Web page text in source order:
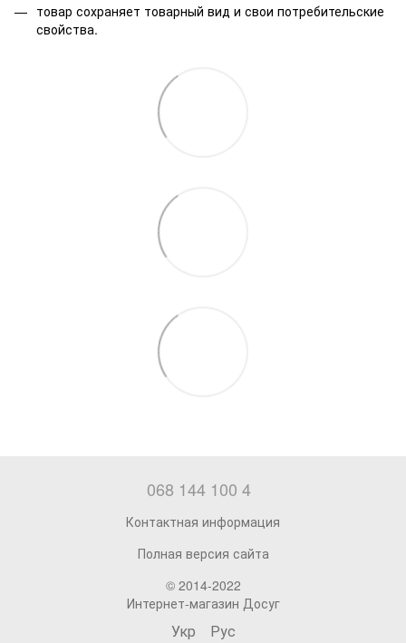
товар сохраняет товарный вид и свои потребительские
свойства.
068 144 100 4
Контактная информация
Полная версия сайта
© 2014-2022
Интернет-магазин Досуг
Укр Рус